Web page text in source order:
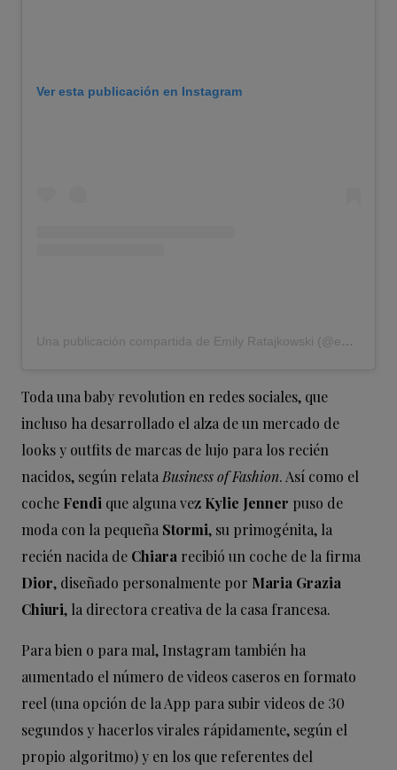
Ver esta publicación en Instagram
Una publicación compartida de Emily Ratajkowski (@emrata)
Toda una baby revolution en redes sociales, que
incluso ha desarrollado el alza de un mercado de
looks y outfits de marcas de lujo para los recién
nacidos, según relata Business of Fashion. Así como el
coche Fendi que alguna vez Kylie Jenner puso de
moda con la pequeña Stormi, su primogénita, la
recién nacida de Chiara recibió un coche de la firma
Dior, diseñado personalmente por Maria Grazia
Chiuri, la directora creativa de la casa francesa.
Para bien o para mal, Instagram también ha
aumentado el número de videos caseros en formato
reel (una opción de la App para subir videos de 30
segundos y hacerlos virales rápidamente, según el
propio algoritmo) y en los que referentes del